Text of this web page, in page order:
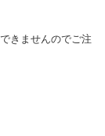
きませんのでご注